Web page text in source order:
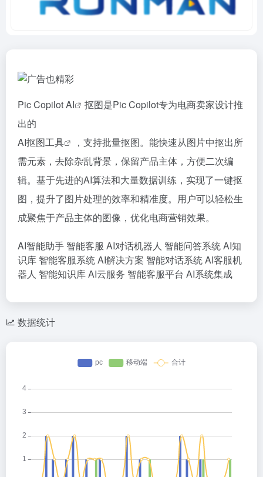
Pic CopilotAI
抠图是Pic Copilot专为电商卖家设计推
出的
AI抠图工具
，支持批量抠图。能快速从图片中抠出所
需元素，去除杂乱背景，保留产品主体，方便二次编
辑。基于先进的AI算法和大量数据训练，实现了一键抠
图，提升了图片处理的效率和精准度。用户可以轻松生
成聚焦于产品主体的图像，优化电商营销效果。
AI智能助手 智能客服 AI对话机器人 智能问答系统AI知
识库 智能客服系统AI解决方案 智能对话系统AI客服机
器人 智能知识库AI云服务 智能客服平台 AI系统集成
数据统计